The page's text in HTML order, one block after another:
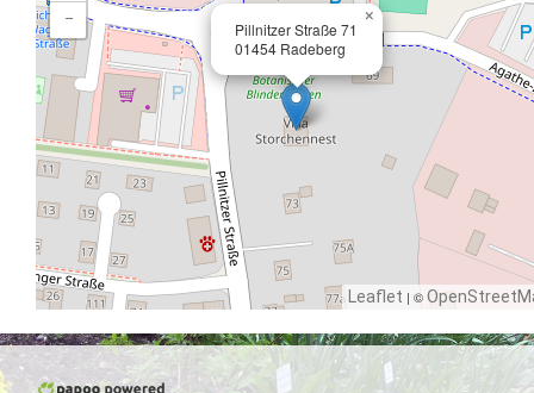
Pillnitzer Straße 71
01454 Radeberg
×
−
Leaflet | ©